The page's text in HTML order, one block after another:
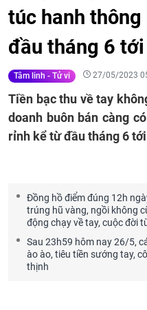
túc hanh
đầu tháng 6 tới
Tâm linh - Tử vi 27/05/2023
Tiền bạc thu về tay
doanh buôn bán càng
rỉnh kể từ đầu tháng 6
Đồng hồ điểm đúng 12h
trúng hũ vàng, ngồi không
động chạy về tay, cuộc đời
Sau 23h59 hôm nay 26/5,
ào ào, tiêu tiền sướng tay,
thịnh